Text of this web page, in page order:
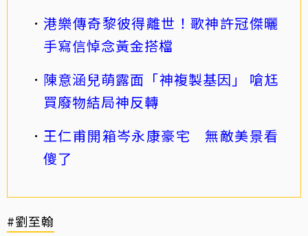
港樂傳奇黎彼得離世！歌神許冠傑曬
手寫信悼念黃金搭檔
陳意涵兒萌露面「神複製基因」 嗆尪
買廢物結局神反轉
王仁甫開箱岑永康豪宅 無敵美景看
傻了
#劉至翰